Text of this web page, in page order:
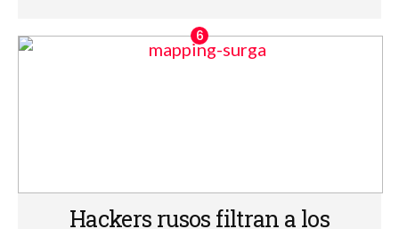
Hackers rusos filtran a los